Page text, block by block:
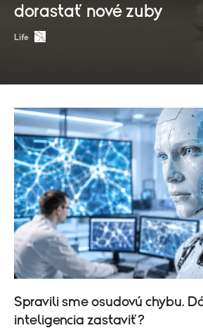
dorastať nové zuby
Life
Spravili sme osudovú chybu.
inteligencia zastaviť?